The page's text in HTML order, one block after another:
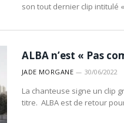
son tout dernier clip intitulé
ALBA n’est « Pas
JADE MORGANE 30/06/2022
La chanteuse signe un clip
titre. ALBA est de retour